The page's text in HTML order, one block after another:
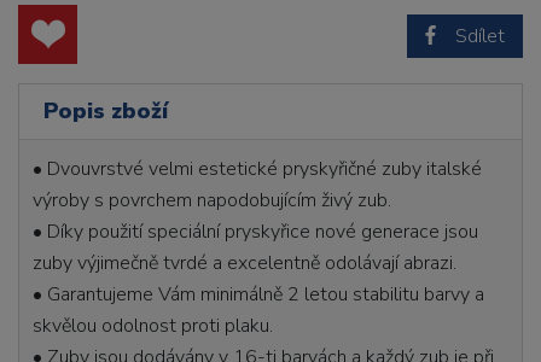
Sdílet
Popis zboží
• Dvouvrstvé velmi estetické pryskyřičné zuby italské
výroby s povrchem napodobujícím živý zub.
• Díky použití speciální pryskyřice nové generace jsou
zuby výjimečně tvrdé a excelentně odolávají abrazi.
• Garantujeme Vám minimálně 2 letou stabilitu barvy a
skvělou odolnost proti plaku.